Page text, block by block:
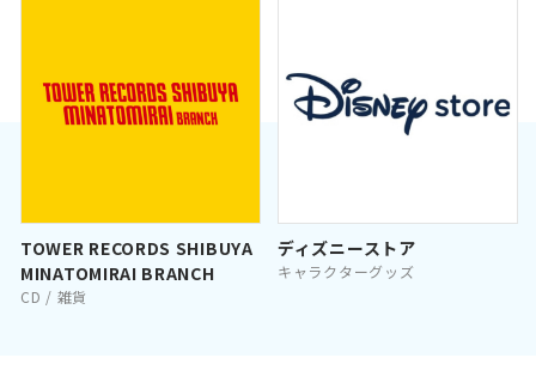
TOWER RECORDS SHIBUYA
MINATOMIRAI BRANCH
CD / 雑貨
ディズニーストア
キャラクターグッズ